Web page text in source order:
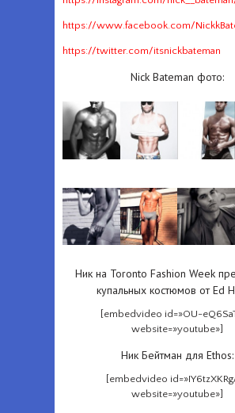
https://www.facebook.com/
https://twitter.com/itsnickbateman
Nick Bateman фото:
Ник на Toronto Fashion Week
купальных костюмов от Ed
[embedvideo id=»OU-
website=»youtube»]
Ник Бейтман для Ethos:
[embedvideo
website=»youtube»]